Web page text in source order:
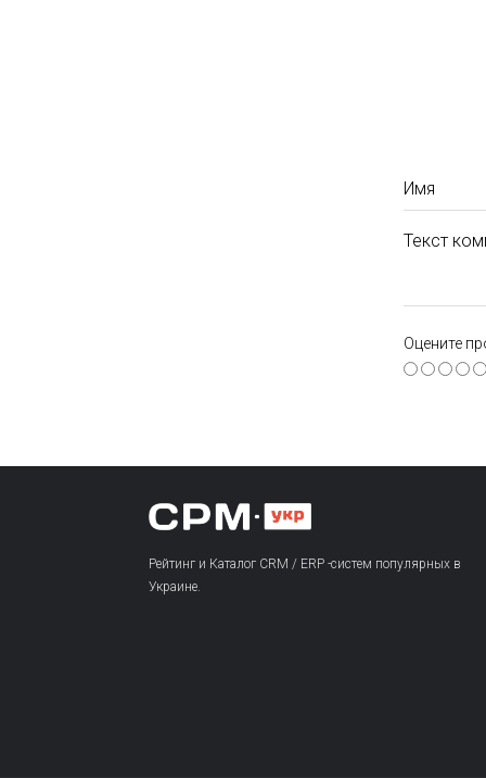
Имя
Текст
Оцените
Рейтинг и Каталог CRM / ERP -систем популярных в
Украине.